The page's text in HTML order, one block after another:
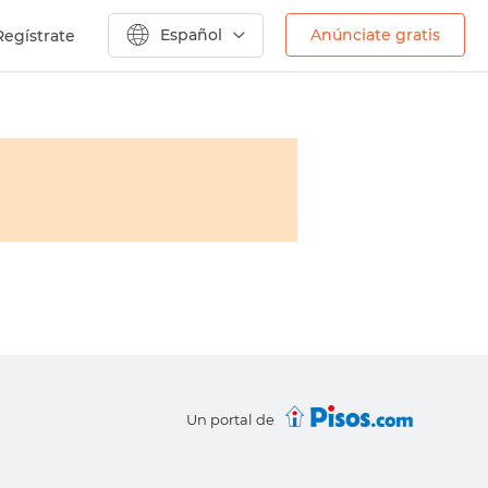
Español Anúnciate gratis
Un portal de